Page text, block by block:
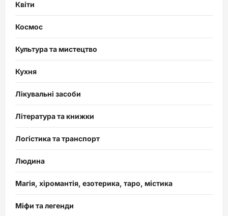
Квіти
Космос
Культура та мистецтво
Кухня
Лікувальні засоби
Література та книжки
Логістика та транспорт
Людина
Магія, хіромантія, езотерика, таро, містика
Міфи та легенди